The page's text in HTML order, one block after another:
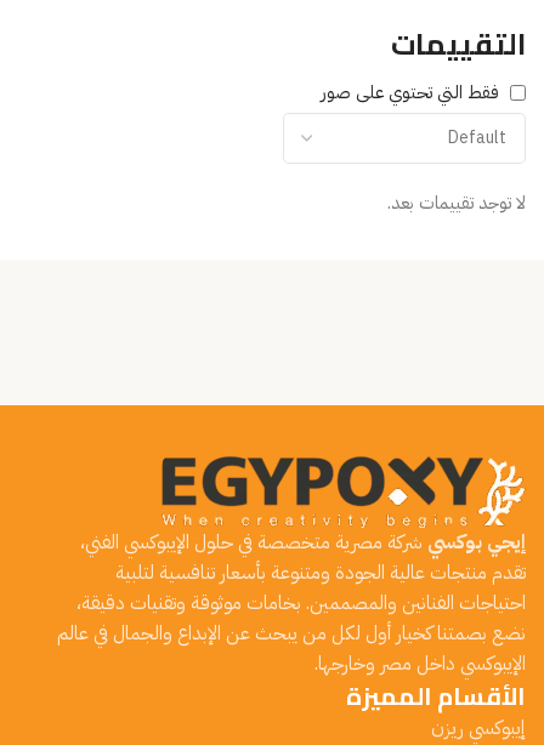
التقييمات
فقط التي تحتوي على صور
لا توجد تقييمات بعد.
إيجي بوكسي شركة مصرية متخصصة في حلول الإيبوكسي الفني،
تقدم منتجات عالية الجودة ومتنوعة بأسعار تنافسية لتلبية
احتياجات الفنانين والمصممين. بخامات موثوقة وتقنيات دقيقة،
نضع بصمتنا كخيار أول لكل من يبحث عن الإبداع والجمال في عالم
الإيبوكسي داخل مصر وخارجها.
الأقسام المميزة
إيبوكسي ريزن